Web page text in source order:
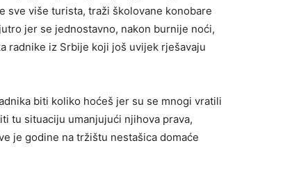
sve više turista, traži školovane konobare
jer se jednostavno, nakon burnije noći,
radnike iz Srbije koji još uvijek rješavaju
biti koliko hoćeš jer su se mnogi vratili
tu situaciju umanjujući njihova prava,
je godine na tržištu nestašica domaće